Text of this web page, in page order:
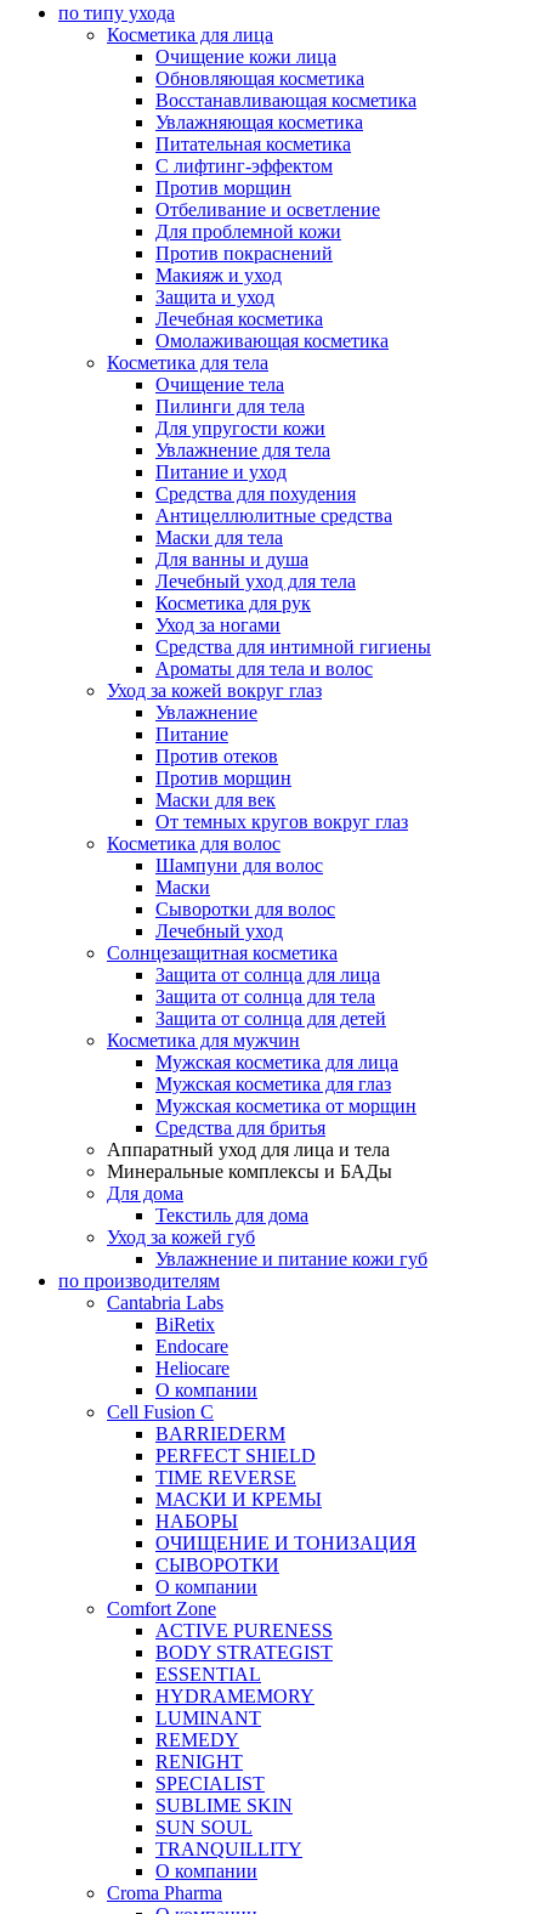
по типу ухода
Косметика для лица
Очищение кожи лица
Обновляющая косметика
Восстанавливающая косметика
Увлажняющая косметика
Питательная косметика
С лифтинг-эффектом
Против морщин
Отбеливание и осветление
Для проблемной кожи
Против покраснений
Макияж и уход
Защита и уход
Лечебная косметика
Омолаживающая косметика
Косметика для тела
Очищение тела
Пилинги для тела
Для упругости кожи
Увлажнение для тела
Питание и уход
Средства для похудения
Антицеллюлитные средства
Маски для тела
Для ванны и душа
Лечебный уход для тела
Косметика для рук
Уход за ногами
Средства для интимной гигиены
Ароматы для тела и волос
Уход за кожей вокруг глаз
Увлажнение
Питание
Против отеков
Против морщин
Маски для век
От темных кругов вокруг глаз
Косметика для волос
Шампуни для волос
Маски
Сыворотки для волос
Лечебный уход
Солнцезащитная косметика
Защита от солнца для лица
Защита от солнца для тела
Защита от солнца для детей
Косметика для мужчин
Мужская косметика для лица
Мужская косметика для глаз
Мужская косметика от морщин
Средства для бритья
Аппаратный уход для лица и тела
Минеральные комплексы и БАДы
Для дома
Текстиль для дома
Уход за кожей губ
Увлажнение и питание кожи губ
по производителям
Cantabria Labs
BiRetix
Endocare
Heliocare
О компании
Cell Fusion C
BARRIEDERM
PERFECT SHIELD
TIME REVERSE
МАСКИ И КРЕМЫ
НАБОРЫ
ОЧИЩЕНИЕ И ТОНИЗАЦИЯ
СЫВОРОТКИ
О компании
Comfort Zone
ACTIVE PURENESS
BODY STRATEGIST
ESSENTIAL
HYDRAMEMORY
LUMINANT
REMEDY
RENIGHT
SPECIALIST
SUBLIME SKIN
SUN SOUL
TRANQUILLITY
О компании
Croma Pharma